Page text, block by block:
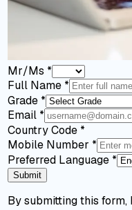
Mr/Ms *
Full Name *
Grade *
Email *
Country Code *
Mobile Number *
Preferred Language *
Submit
By submitting this form,